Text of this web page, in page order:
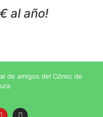
al año!
de amigos del Cómic de